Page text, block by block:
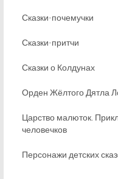
Сказки-почемучки
Сказки-притчи
Сказки о Колдунах
Орден Жёлтого Дятла
Царство малюток.
человечков
Персонажи детских